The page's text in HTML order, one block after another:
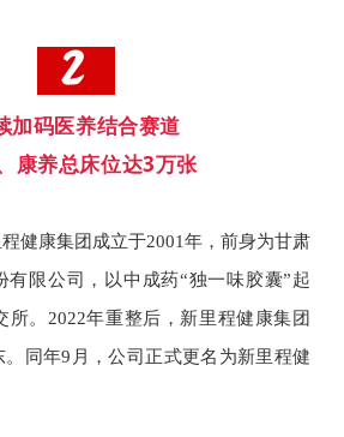
加码医养结合赛道
康养总床位达3万张
健康集团成立于2001年，前身为甘肃
有限公司，以中成药“独一味胶囊”起
所。2022年重整后，新里程健康集团
。同年9月，公司正式更名为新里程健